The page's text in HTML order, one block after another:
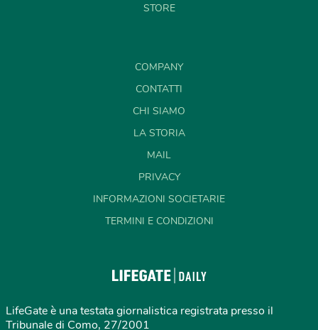
STORE
COMPANY
CONTATTI
CHI SIAMO
LA STORIA
MAIL
PRIVACY
INFORMAZIONI SOCIETARIE
TERMINI E CONDIZIONI
LifeGate è una testata giornalistica registrata presso il
Tribunale di Como, 27/2001